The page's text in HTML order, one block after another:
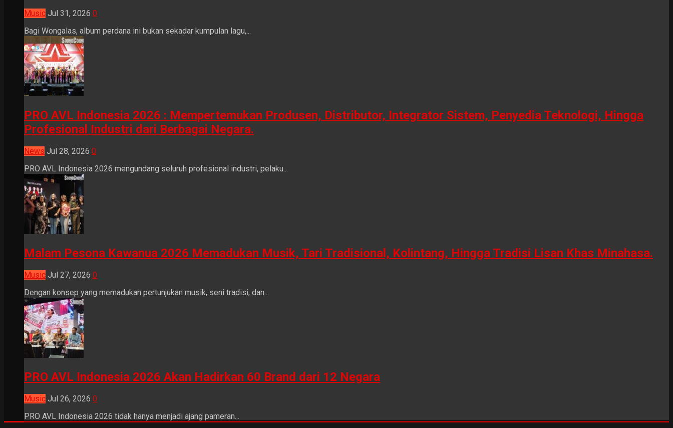
Music Jul 31, 2026 0
Bagi Wongalas, album perdana ini bukan sekadar kumpulan lagu,...
PRO AVL Indonesia 2026 : Mempertemukan Produsen, Distributor, Integrator Sistem, Penyedia Teknologi, Hingga
Profesional Industri dari Berbagai Negara.
News Jul 28, 2026 0
PRO AVL Indonesia 2026 mengundang seluruh profesional industri, pelaku...
Malam Pesona Kawanua 2026 Memadukan Musik, Tari Tradisional, Kolintang, Hingga Tradisi Lisan Khas Minahasa.
Music Jul 27, 2026 0
Dengan konsep yang memadukan pertunjukan musik, seni tradisi, dan...
PRO AVL Indonesia 2026 Akan Hadirkan 60 Brand dari 12 Negara
Music Jul 26, 2026 0
PRO AVL Indonesia 2026 tidak hanya menjadi ajang pameran...